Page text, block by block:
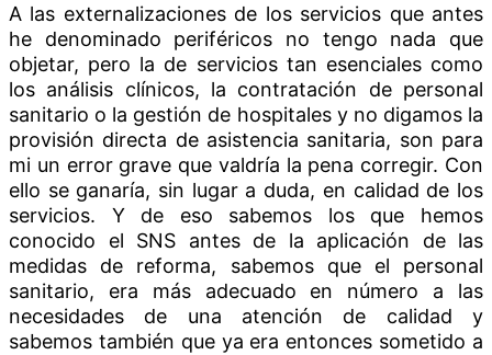
A las externalizaciones de los servicios que antes
he denominado periféricos no tengo nada que
objetar, pero la de servicios tan esenciales como
los análisis clínicos, la contratación de personal
sanitario o la gestión de hospitales y no digamos la
provisión directa de asistencia sanitaria, son para
mi un error grave que valdría la pena corregir. Con
ello se ganaría, sin lugar a duda, en calidad de los
servicios. Y de eso sabemos los que hemos
conocido el SNS antes de la aplicación de las
medidas de reforma, sabemos que el personal
sanitario, era más adecuado en número a las
necesidades de una atención de calidad y
sabemos también que ya era entonces sometido a